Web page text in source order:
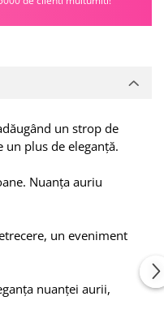
un strop de
plus de eleganță.
Nuanța auriu
un eveniment
nuanței aurii,